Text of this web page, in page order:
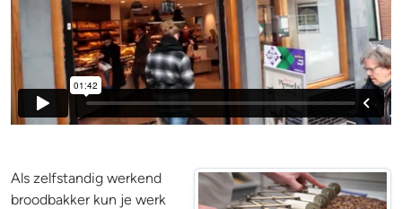
Als zelfstandig werkend
broodbakker kun je werk